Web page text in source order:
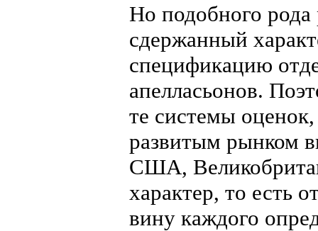
Но подобного рода
сдержанный
спецификацию
апелласьонов.
те системы
развитым рынком
США,
характер, то есть
вину каждого